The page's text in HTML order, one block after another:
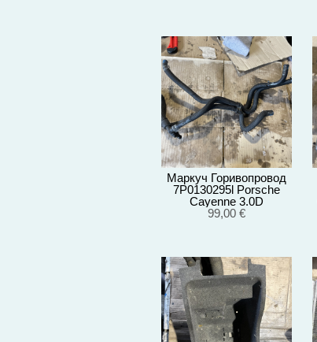
Маркуч Горивопровод
7P0130295l Porsche
Cayenne 3.0D
92A/EG22/2012
99,00 €